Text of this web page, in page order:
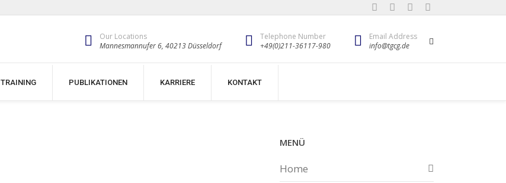
Our Locations
Mannesmannufer 6, 40213 Düsseldorf
Telephone Number
+49(0)211-36117-980
Email Address
info@tgcg.de
TRAINING PUBLIKATIONEN KARRIERE KONTAKT
MENÜ
Home